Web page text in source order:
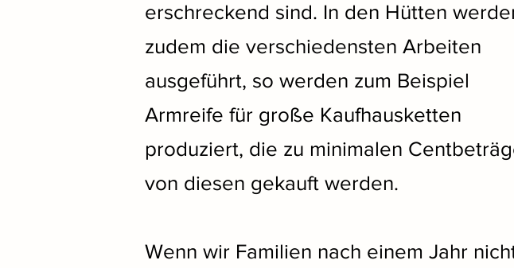
erschreckend sind. In den Hütten
zudem die verschiedensten Arbeiten
ausgeführt, so werden zum Beispiel
Armreife für große Kaufhausketten
produziert, die zu minimalen
von diesen gekauft werden.
Wenn wir Familien nach einem Jahr